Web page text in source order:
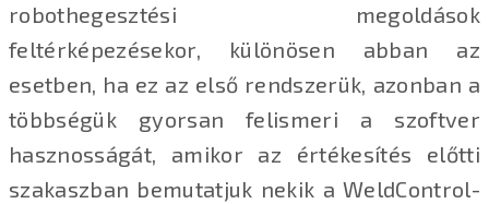
robothegesztési megoldások
feltérképezésekor, különösen abban az
esetben, ha ez az első rendszerük, azonban a
többségük gyorsan felismeri a szoftver
hasznosságát, amikor az értékesítés előtti
szakaszban bemutatjuk nekik a WeldControl-